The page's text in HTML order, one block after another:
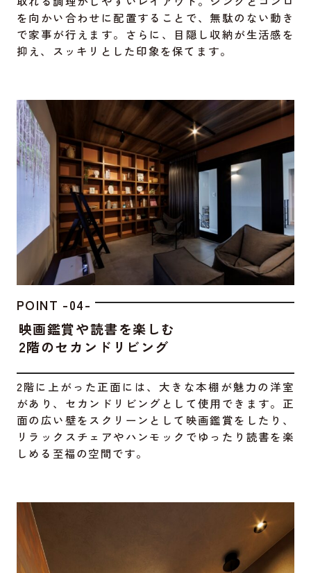
を向かい合わせに配置することで、無駄のない動き
で家事が行えます。さらに、目隠し収納が生活感を
抑え、スッキリとした印象を保てます。
POINT -04-
映画鑑賞や読書を楽しむ
2階のセカンドリビング
2階に上がった正面には、大きな本棚が魅力の洋室
があり、セカンドリビングとして使用できます。正
面の広い壁をスクリーンとして映画鑑賞をしたり、
リラックスチェアやハンモックでゆったり読書を楽
しめる至福の空間です。